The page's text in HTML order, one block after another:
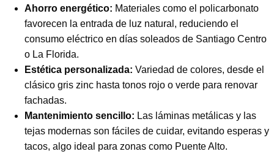
Ahorro energético: Materiales como el policarbonato
favorecen la entrada de luz natural, reduciendo el
consumo eléctrico en días soleados de Santiago Centro
o La Florida.
Estética personalizada: Variedad de colores, desde el
clásico gris zinc hasta tonos rojo o verde para renovar
fachadas.
Mantenimiento sencillo: Las láminas metálicas y las
tejas modernas son fáciles de cuidar, evitando esperas y
tacos, algo ideal para zonas como Puente Alto.